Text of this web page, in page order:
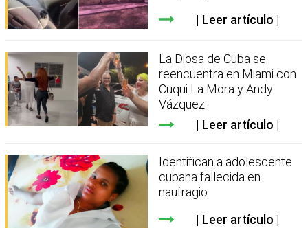
Leer artículo
La Diosa de Cuba se
reencuentra en Miami con
Cuqui La Mora y Andy
Vázquez
Leer artículo
Identifican a adolescente
cubana fallecida en
naufragio
Leer artículo